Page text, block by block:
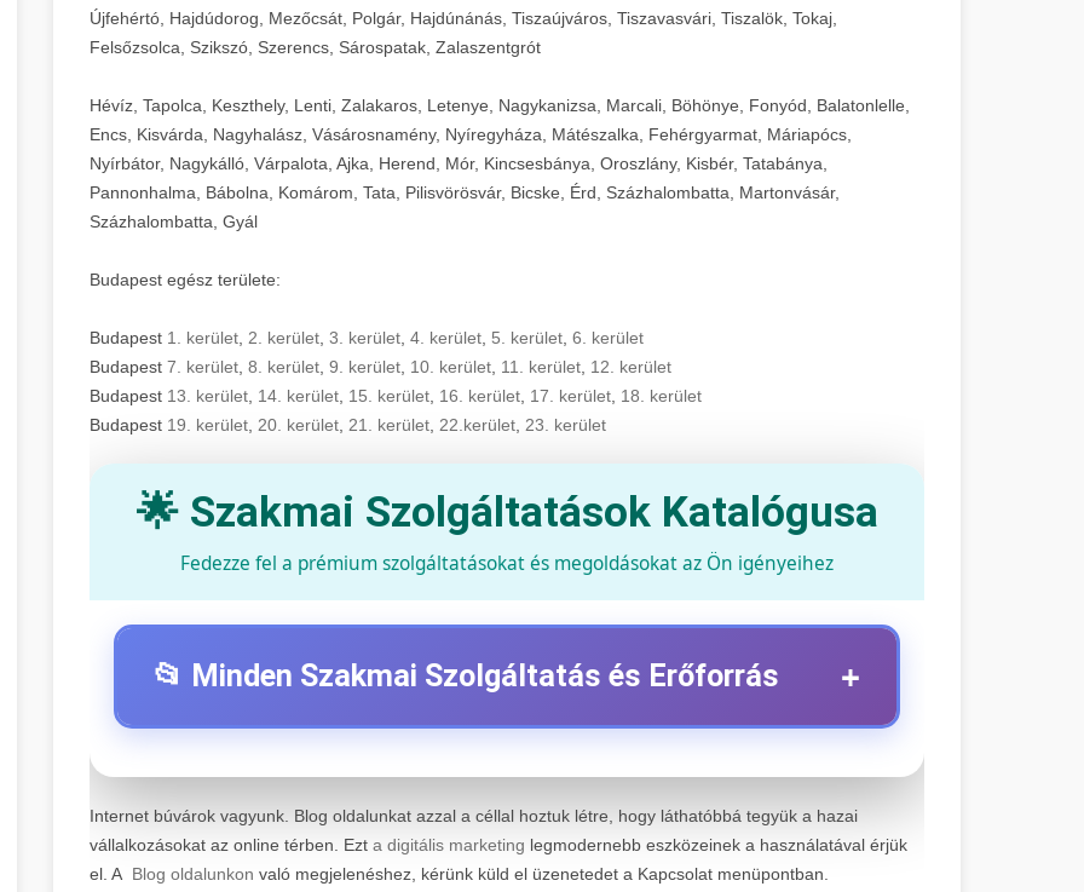
Újfehértó, Hajdúdorog, Mezőcsát, Polgár, Hajdúnánás, Tiszaújváros, Tiszavasvári, Tiszalök, Tokaj,
Felsőzsolca, Szikszó, Szerencs, Sárospatak, Zalaszentgrót
Hévíz, Tapolca, Keszthely, Lenti, Zalakaros, Letenye, Nagykanizsa, Marcali, Böhönye, Fonyód, Balatonlelle,
Encs, Kisvárda, Nagyhalász, Vásárosnamény, Nyíregyháza, Mátészalka, Fehérgyarmat, Máriapócs,
Nyírbátor, Nagykálló, Várpalota, Ajka, Herend, Mór, Kincsesbánya, Oroszlány, Kisbér, Tatabánya,
Pannonhalma, Bábolna, Komárom, Tata, Pilisvörösvár, Bicske, Érd, Százhalombatta, Martonvásár,
Százhalombatta, Gyál
Budapest egész területe:
Budapest 1. kerület 2. kerület 3. kerület 4. kerület 5. kerület 6. kerület
Budapest 7. kerület 8. kerület 9. kerület 10. kerület 11. kerület 12. kerület
Budapest 13. kerület 14. kerület 15. kerület 16. kerület 17. kerület 18. kerület
Budapest 19. kerület 20. kerület 21. kerület 22.kerület 23. kerület
🌟 Szakmai Szolgáltatások Katalógusa
Fedezze fel a prémium szolgáltatásokat és megoldásokat az Ön igényeihez
📂 Minden Szakmai Szolgáltatás és Erőforrás +
Professzionális elektromos roller javítási és karbantartási szolgáltatások. Szakértő
technikusaink minőségi szervízt nyújtanak minden jelentős márkához és modellhez.
📊 2. Online Marketing Ügynökség
Internet búvárok vagyunk. Blog oldalunkat azzal a céllal hoztuk létre, hogy láthatóbbá tegyük a hazai
vállalkozásokat az online térben. Ezt a digitális marketing legmodernebb eszközeinek a használatával érjük
el. A Blog oldalunkon való megjelenéshez, kérünk küld el üzenetedet a Kapcsolat menüpontban.